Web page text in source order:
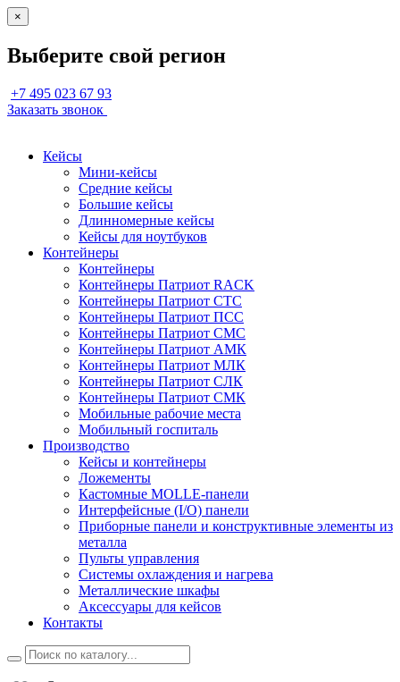
×
Выберите свой регион
+7 495 023 67 93
Заказать звонок
Кейсы
Мини-кейсы
Средние кейсы
Большие кейсы
Длинномерные кейсы
Кейсы для ноутбуков
Контейнеры
Контейнеры
Контейнеры Патриот RACK
Контейнеры Патриот СТС
Контейнеры Патриот ПСС
Контейнеры Патриот СМС
Контейнеры Патриот АМК
Контейнеры Патриот МЛК
Контейнеры Патриот СЛК
Контейнеры Патриот СМК
Мобильные рабочие места
Мобильный госпиталь
Производство
Кейсы и контейнеры
Ложементы
Кастомные MOLLE-панели
Интерфейсные (I/O) панели
Приборные панели и конструктивные элементы из
металла
Пульты управления
Системы охлаждения и нагрева
Металлические шкафы
Аксессуары для кейсов
Контакты